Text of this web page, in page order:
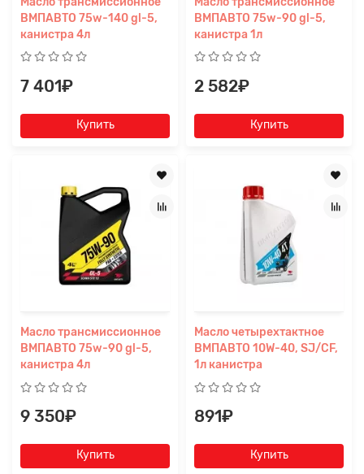
ВМПАВТО 75w-140 gl-5,
канистра 4л
7 401₽
Купить
ВМПАВТО 75w-90 gl-5,
канистра 1л
2 582₽
Купить
Масло трансмиссионное
ВМПАВТО 75w-90 gl-5,
канистра 4л
9 350₽
Купить
Масло четырехтактное
ВМПАВТО 10W-40, SJ/CF,
1л канистра
891₽
Купить